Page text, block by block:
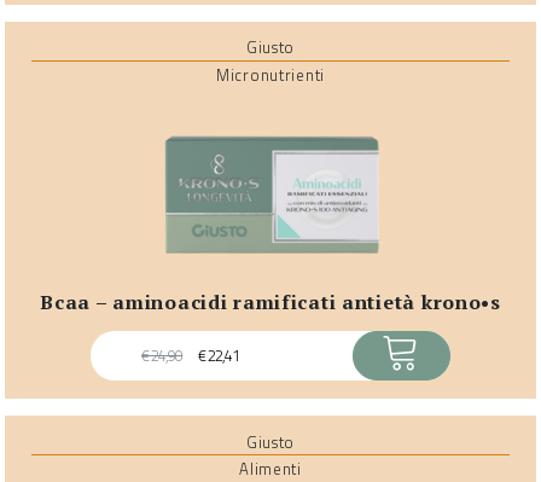
Giusto
Micronutrienti
bcaa – aminoacidi ramificati antietà krono•s
€24,90 €22,41 ACQUISTA
Giusto
Alimenti